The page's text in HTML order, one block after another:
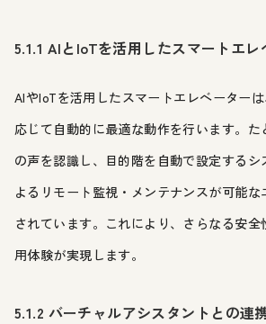
5.1.1 AIとIoTを活用したスマートエレ
AIやIoTを活用したスマートエレベーター
応じて自動的に最適な動作を行います。た
の声を認識し、目的階を自動で設定するシ
よるリモート監視・メンテナンスが可能な
されています。これにより、さらなる安全
用体験が実現します。
5.1.2 バーチャルアシスタントとの連